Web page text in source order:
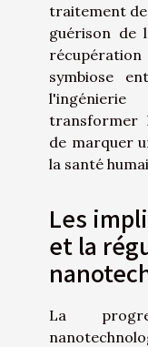
traitement
guérison de
symbiose
transformer
de marquer
la santé
Les
et la
La